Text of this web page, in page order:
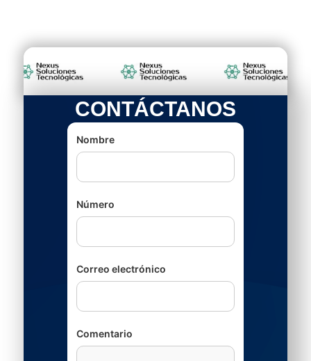
CONTÁCTANOS
Nombre
Número
Correo electrónico
Comentario